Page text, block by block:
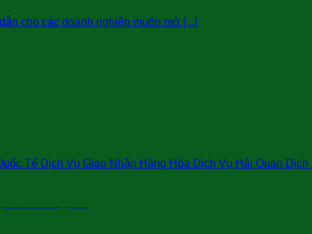
cho các doanh nghiệp muốn mở [...]
Tế Dịch Vụ Giao Nhận Hàng Hóa Dịch Vụ Hải Quan